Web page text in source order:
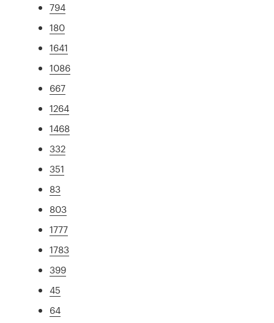
794
180
1641
1086
667
1264
1468
332
351
83
803
1777
1783
399
45
64